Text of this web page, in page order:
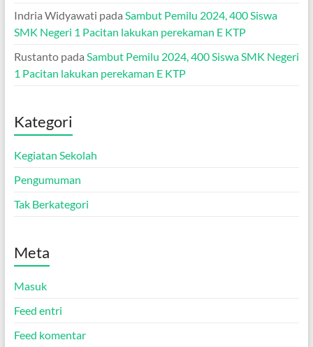
Indria Widyawati pada Sambut Pemilu 2024, 400 Siswa
SMK Negeri 1 Pacitan lakukan perekaman E KTP
Rustantopada Sambut Pemilu 2024, 400 Siswa SMK Negeri
1 Pacitan lakukan perekaman E KTP
Kategori
Kegiatan Sekolah
Pengumuman
Tak Berkategori
Meta
Masuk
Feed entri
Feed komentar